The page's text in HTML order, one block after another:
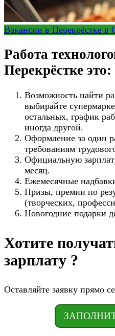
Вакансии в Перекрёстке в
Работа
Перекрёстке это:
Возможность найти
выбирайте
остальных, график
иногда другой.
Оформление за один
требованиям
Официальную
месяц.
Ежемесячные
Призы, премии по
(творческих,
Новогодние подарки
Хотите
зарплату ?
Оставляйте заявку прямо